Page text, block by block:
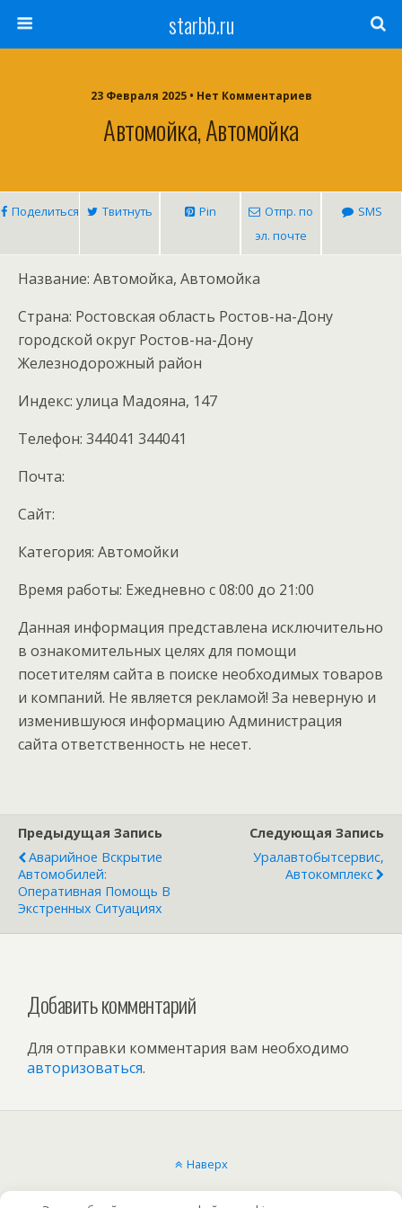
starbb.ru
23 Февраля 2025 • Нет Комментариев
Автомойка, Автомойка
Поделиться Твитнуть Pin
Отпр. по
эл. почте
SMS
Название: Автомойка, Автомойка
Страна: Ростовская область Ростов-на-Дону
городской округ Ростов-на-Дону
Железнодорожный район
Индекс: улица Мадояна, 147
Телефон: 344041 344041
Почта:
Cайт:
Категория: Автомойки
Время работы: Ежедневно с 08:00 до 21:00
Данная информация представлена исключительно
в ознакомительных целях для помощи
посетителям сайта в поиске необходимых товаров
и компаний. Не является рекламой! За неверную и
изменившуюся информацию Администрация
сайта ответственность не несет.
Предыдущая Запись
Аварийное Вскрытие
Автомобилей:
Оперативная Помощь В
Экстренных Ситуациях
Следующая Запись
Уралавтобытсервис,
Автокомплекс
Добавить комментарий
Для отправки комментария вам необходимо
авторизоваться.
Наверх